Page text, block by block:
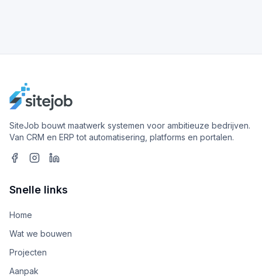
SiteJob bouwt maatwerk systemen voor ambitieuze bedrijven.
Van CRM en ERP tot automatisering, platforms en portalen.
Snelle links
Home
Wat we bouwen
Projecten
Aanpak